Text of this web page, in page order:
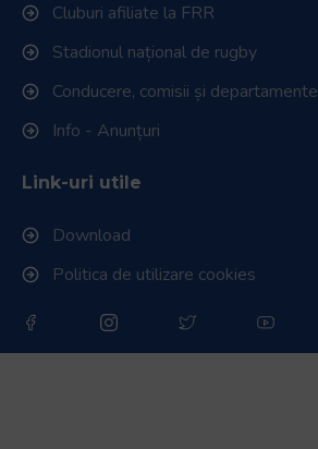
Cluburi afiliate la FRR
Stadionul național de rugby
Conducere, comisii și departamente
Info - Anunțuri
Link-uri utile
Download
Politica de utilizare cookies